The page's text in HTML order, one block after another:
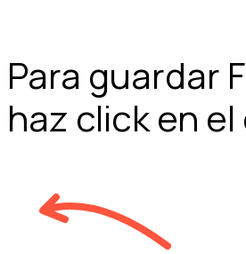
Para guardar
haz click en